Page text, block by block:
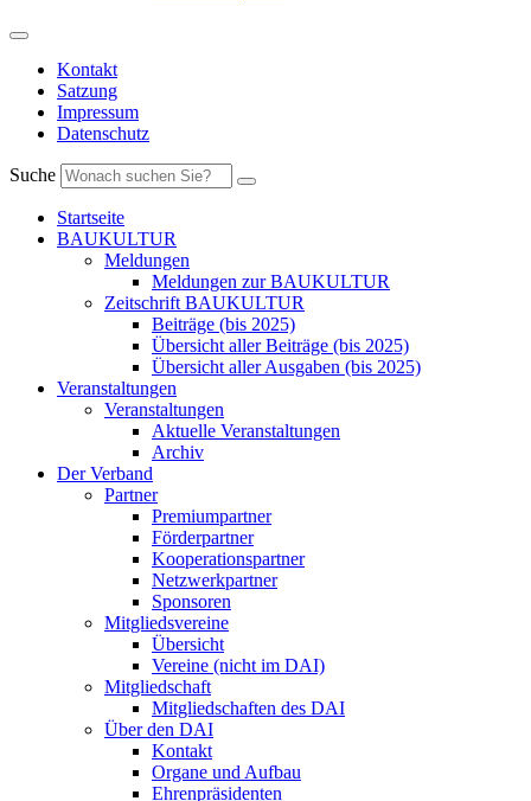
Kontakt
Satzung
Impressum
Datenschutz
Suche
Startseite
BAUKULTUR
Meldungen
Meldungen zur BAUKULTUR
Zeitschrift BAUKULTUR
Beiträge (bis 2025)
Übersicht aller Beiträge (bis 2025)
Übersicht aller Ausgaben (bis 2025)
Veranstaltungen
Veranstaltungen
Aktuelle Veranstaltungen
Archiv
Der Verband
Partner
Premiumpartner
Förderpartner
Kooperationspartner
Netzwerkpartner
Sponsoren
Mitgliedsvereine
Übersicht
Vereine (nicht im DAI)
Mitgliedschaft
Mitgliedschaften des DAI
Über den DAI
Kontakt
Organe und Aufbau
Ehrenpräsidenten